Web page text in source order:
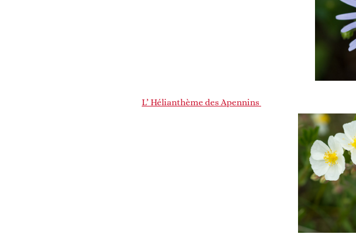
L’ Hélianthème des Apennins